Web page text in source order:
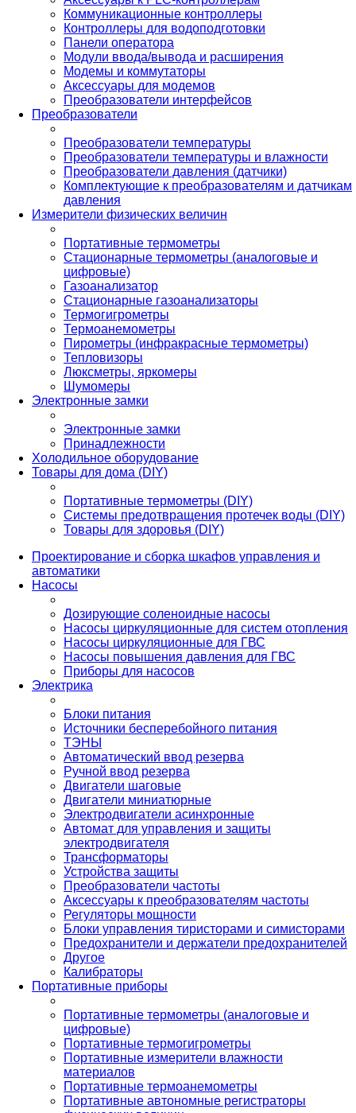
Коммуникационные контроллеры
Контроллеры для водоподготовки
Панели оператора
Модули ввода/вывода и расширения
Модемы и коммутаторы
Аксессуары для модемов
Преобразователи интерфейсов
Преобразователи
Преобразователи температуры
Преобразователи температуры и влажности
Преобразователи давления (датчики)
Комплектующие к преобразователям и датчикам
давления
Измерители физических величин
Портативные термометры
Стационарные термометры (аналоговые и
цифровые)
Газоанализатор
Стационарные газоанализаторы
Термогигрометры
Термоанемометры
Пирометры (инфракрасные термометры)
Тепловизоры
Люксметры, яркомеры
Шумомеры
Электронные замки
Электронные замки
Принадлежности
Холодильное оборудование
Товары для дома (DIY)
Портативные термометры (DIY)
Системы предотвращения протечек воды (DIY)
Товары для здоровья (DIY)
Проектирование и сборка шкафов управления и
автоматики
Насосы
Дозирующие соленоидные насосы
Насосы циркуляционные для систем отопления
Насосы циркуляционные для ГВС
Насосы повышения давления для ГВС
Приборы для насосов
Электрика
Блоки питания
Источники бесперебойного питания
ТЭНЫ
Автоматический ввод резерва
Ручной ввод резерва
Двигатели шаговые
Двигатели миниатюрные
Электродвигатели асинхронные
Автомат для управления и защиты
электродвигателя
Трансформаторы
Устройства защиты
Преобразователи частоты
Аксессуары к преобразователям частоты
Регуляторы мощности
Блоки управления тиристорами и симисторами
Предохранители и держатели предохранителей
Другое
Калибраторы
Портативные приборы
Портативные термометры (аналоговые и
цифровые)
Портативные термогигрометры
Портативные измерители влажности
материалов
Портативные термоанемометры
Портативные автономные регистраторы